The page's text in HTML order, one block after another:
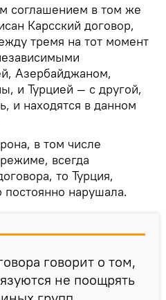
соглашением в том же
Карсский договор,
тремя на тот момент
Азербайджаном,
и Турцией — с другой,
и находятся в данном
в том числе
всегда
то Турция,
постоянно нарушала.
говорит о том,
не поощрять